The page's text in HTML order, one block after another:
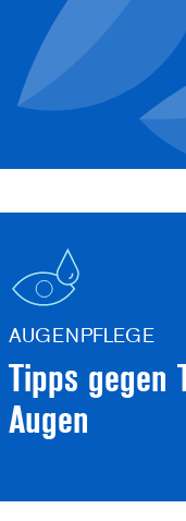
AUGENPFLEGE
Tipps gegen
Augen